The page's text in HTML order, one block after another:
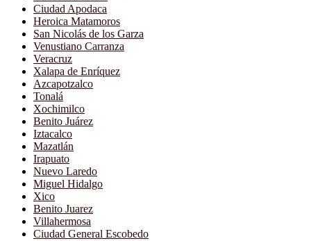
Ciudad Apodaca
Heroica Matamoros
San Nicolás de los Garza
Venustiano Carranza
Veracruz
Xalapa de Enríquez
Azcapotzalco
Tonalá
Xochimilco
Benito Juárez
Iztacalco
Mazatlán
Irapuato
Nuevo Laredo
Miguel Hidalgo
Xico
Benito Juarez
Villahermosa
Ciudad General Escobedo